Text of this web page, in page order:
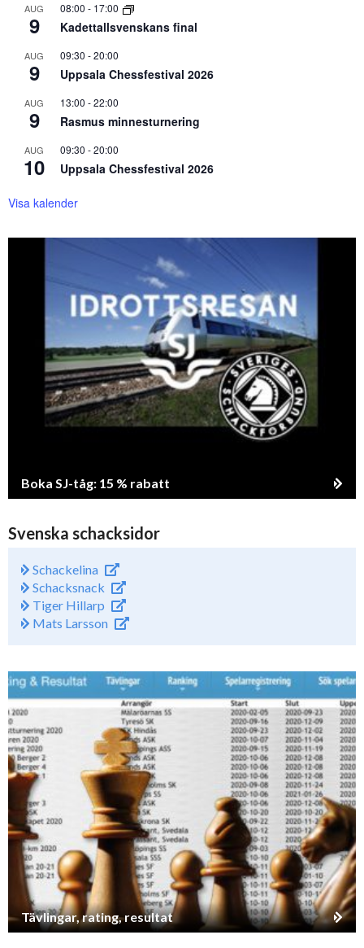
AUG
9
08:00 - 17:00
Kadettallsvenskans final
AUG
9
09:30 -20:00
Uppsala Chessfestival 2026
AUG
9
13:00 -22:00
Rasmus minnesturnering
AUG
10
09:30 -20:00
Uppsala Chessfestival 2026
Visa kalender
Boka SJ-tåg: 15 % rabatt
Svenska schacksidor
Schackelina
Schacksnack
Tiger Hillarp
Mats Larsson
Tävlingar, rating, resultat